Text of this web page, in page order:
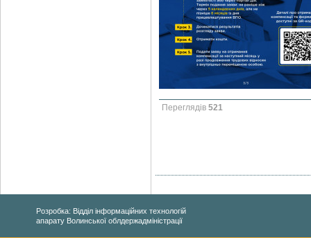
Переглядів 521
Розробка: Відділ інформаційних технологій
апарату Волинської облдержадміністрації